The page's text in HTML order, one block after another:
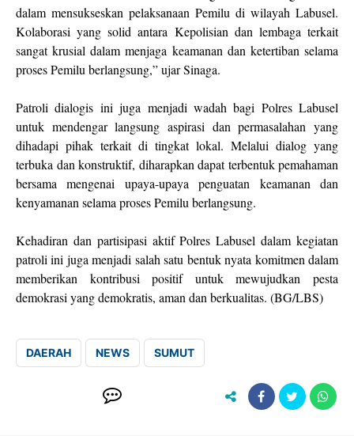
dalam mensukseskan pelaksanaan Pemilu di wilayah Labusel.
Kolaborasi yang solid antara Kepolisian dan lembaga terkait
sangat krusial dalam menjaga keamanan dan ketertiban selama
proses Pemilu berlangsung,” ujar Sinaga.
Patroli dialogis ini juga menjadi wadah bagi Polres Labusel
untuk mendengar langsung aspirasi dan permasalahan yang
dihadapi pihak terkait di tingkat lokal. Melalui dialog yang
terbuka dan konstruktif, diharapkan dapat terbentuk pemahaman
bersama mengenai upaya-upaya penguatan keamanan dan
kenyamanan selama proses Pemilu berlangsung.
Kehadiran dan partisipasi aktif Polres Labusel dalam kegiatan
patroli ini juga menjadi salah satu bentuk nyata komitmen dalam
memberikan kontribusi positif untuk mewujudkan pesta
demokrasi yang demokratis, aman dan berkualitas. (BG/LBS)
DAERAH NEWS SUMUT